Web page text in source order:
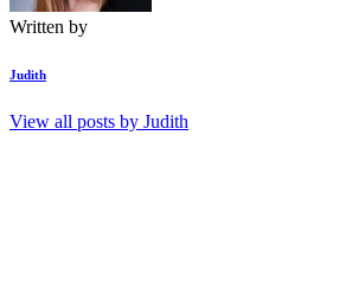
Written by
Judith
View all posts by Judith